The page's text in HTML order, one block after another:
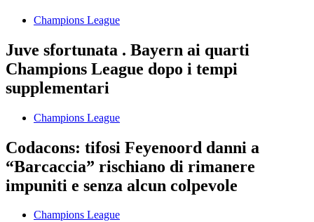
Champions League
Juve sfortunata . Bayern ai quarti
Champions League dopo i tempi
supplementari
Champions League
Codacons: tifosi Feyenoord danni a
“Barcaccia” rischiano di rimanere
impuniti e senza alcun colpevole
Champions League